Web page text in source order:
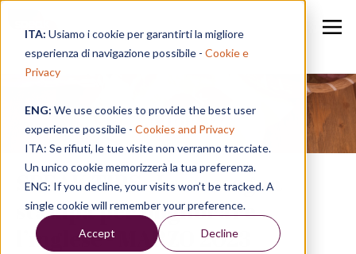
ITA: Usiamo i cookie per garantirti la migliore
esperienza di navigazione possibile - Cookie e
Privacy
ENG: We use cookies to provide the best user
experience possibile - Cookies and Privacy
ITA: Se rifiuti, le tue visite non verranno tracciate.
Un unico cookie memorizzerà la tua preferenza.
ENG: If you decline, your visits won’t be tracked. A
single cookie will remember your preference.
Accept Decline
Speak in a Week
SPEAK TIPS | La rassegna
stampa per migliorare
l’inglese - MARZO 2023